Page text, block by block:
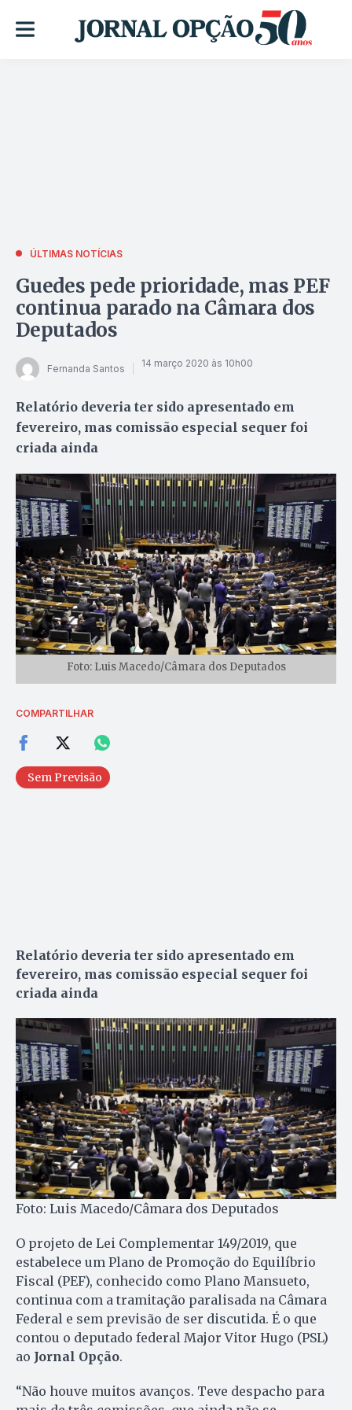
ÚLTIMAS NOTÍCIAS
Guedes pede prioridade, mas PEF
continua parado na Câmara dos
Deputados
Fernanda Santos 14 março 2020 às 10h00
Relatório deveria ter sido apresentado em
fevereiro, mas comissão especial sequer foi
criada ainda
Foto: Luis Macedo/Câmara dos Deputados
COMPARTILHAR
Sem Previsão
Relatório deveria ter sido apresentado em
fevereiro, mas comissão especial sequer foi
criada ainda
Foto: Luis Macedo/Câmara dos Deputados
O projeto de Lei Complementar 149/2019, que
estabelece um Plano de Promoção do Equilíbrio
Fiscal (PEF), conhecido como Plano Mansueto,
continua com a tramitação paralisada na Câmara
Federal e sem previsão de ser discutida. É o que
contou o deputado federal Major Vitor Hugo (PSL)
ao Jornal Opção.
“Não houve muitos avanços. Teve despacho para